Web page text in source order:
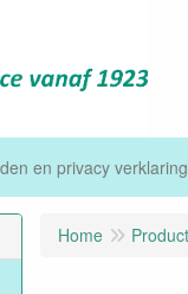
en privacy verklaring
Home